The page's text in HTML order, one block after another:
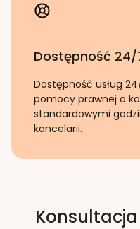
Dostępność 24/
Dostępność usług
pomocy prawnej o
standardowymi
kancelarii.